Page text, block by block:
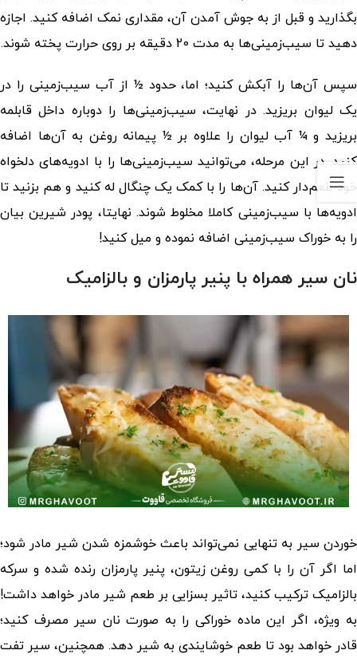
بگذارید و قبل از به جوش آمدن آن، مقداری نمک اضافه کنید. اجازه
دهید تا سیب‌زمینی‌ها به مدت 20 دقیقه بر روی حرارت پخته شوند.
سپس آن‌ها را آبکش کنید؛ اما، حدود ½ از آب سیب‌زمینی را در
یک لیوان بریزید. در نهایت، سیب‌زمینی‌ها را دوباره داخل قابلمه
بریزید و ¼ آب لیوان را علاوه بر ½ پیمانه روغن به آن‌ها اضافه
کنید. در این مرحله، می‌توانید سیب‌زمینی‌ها را با ادویه‌های دلخواه
خود طعم‌دار کنید. آن‌ها را با کمک یک چنگال له کنید و هم بزنید تا
ادویه‌ها با سیب‌زمینی کاملا مخلوط شوند. نهایتا، پودر شیرین بیان
را به خوراک سیب‌زمینی اضافه نموده و میل کنید!
نان سیر همراه با پنیر پارمزان و بالزامیک
خوردن سیر به تنهایی نمی‌تواند باعث خوشمزه شدن شیر مادر شود؛
اما اگر آن را با کمی روغن زیتون، پنیر پارمزان رنده شده و سرکه
بالزامیک ترکیب کنید، تاثیر بسزایی بر طعم شیر مادر خواهد داشت!
به ویژه، اگر این ماده خوراکی را به صورت نان سیر مصرف کنید؛
قادر خواهد بود تا طعم خوشایندی به شیر دهد. همچنین، سیر تفت